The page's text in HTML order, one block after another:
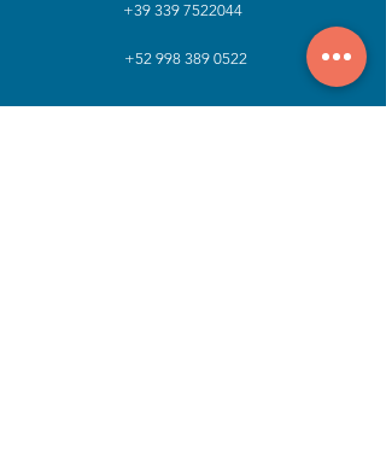
+39 339 7522044
+52 998 389 0522